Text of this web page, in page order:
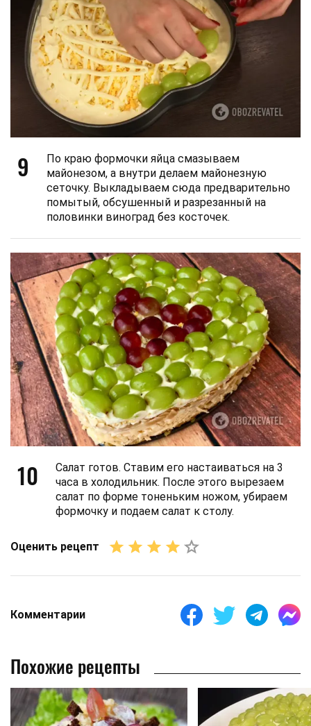
9
По краю формочки яйца смазываем
майонезом, а внутри делаем майонезную
сеточку. Выкладываем сюда предварительно
помытый, обсушенный и разрезанный на
половинки виноград без косточек.
10
Салат готов. Ставим его настаиваться на 3
часа в холодильник. После этого вырезаем
салат по форме тоненьким ножом, убираем
формочку и подаем салат к столу.
Оценить рецепт
Комментарии
Похожие рецепты